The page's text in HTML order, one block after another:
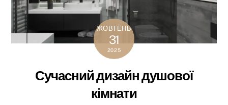
ЖОВТЕНЬ
31
2025
Сучасний дизайн душової
кімнати